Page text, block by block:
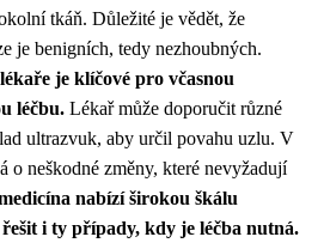
tkáň. Důležité je vědět, že
je benigních, tedy nezhoubných.
je klíčové pro včasnou
léčbu. Lékař může doporučit různé
ultrazvuk, aby určil povahu uzlu. V
o neškodné změny, které nevyžadují
nabízí širokou škálu
i ty případy, kdy je léčba nutná.